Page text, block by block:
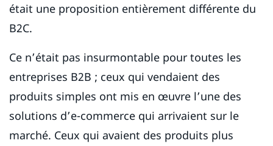
était une proposition entièrement différente du
B2C.
Ce n’était pas insurmontable pour toutes les
entreprises B2B ; ceux qui vendaient des
produits simples ont mis en œuvre l’une des
solutions d’e-commerce qui arrivaient sur le
marché. Ceux qui avaient des produits plus